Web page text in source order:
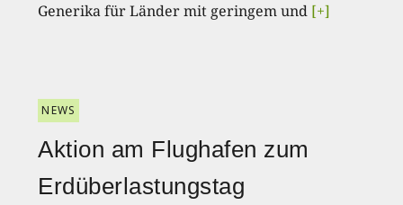
Generika für Länder mit geringem und [+]
NEWS
Aktion am Flughafen zum
Erdüberlastungstag